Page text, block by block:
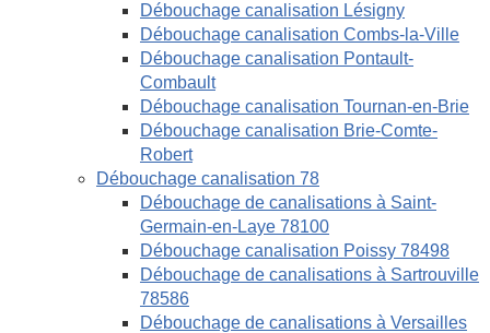
Débouchage canalisation Lésigny
Débouchage canalisation Combs-la-Ville
Débouchage canalisation Pontault-
Combault
Débouchage canalisation Tournan-en-Brie
Débouchage canalisation Brie-Comte-
Robert
Débouchage canalisation 78
Débouchage de canalisations à Saint-
Germain-en-Laye 78100
Débouchage canalisation Poissy 78498
Débouchage de canalisations à Sartrouville
78586
Débouchage de canalisations à Versailles